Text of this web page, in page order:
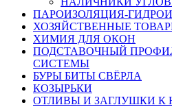
ПАРОИЗОЛЯЦИЯ-
ХОЗЯЙСТВЕННЫЕ
ХИМИЯ ДЛЯ ОКОН
ПОДСТАВОЧНЫЙ
СИСТЕМЫ
БУРЫ БИТЫ СВЁРЛА
КОЗЫРЬКИ
ОТЛИВЫ И ЗАГЛУШКИ К